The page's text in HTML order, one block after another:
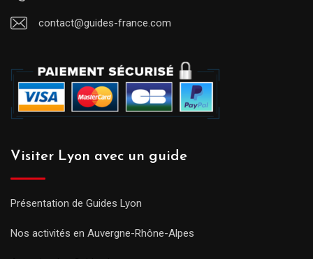
contact@guides-france.com
Visiter Lyon avec un guide
Présentation de Guides Lyon
Nos activités en Auvergne-Rhône-Alpes